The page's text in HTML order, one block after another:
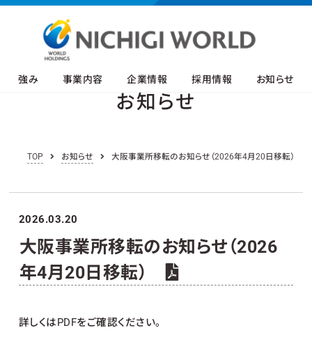
強み 事業内容 企業情報 採用情報 お知らせ
お知らせ
TOP お知らせ 大阪事業所移転のお知らせ（2026年4月20日移転）
2026.03.20
大阪事業所移転のお知らせ（2026
年4月20日移転）
詳しくはPDFをご確認ください。